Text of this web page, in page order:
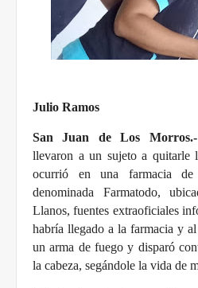
Julio Ramos
San Juan de Los
llevaron a un sujeto a quitarle
ocurrió en una farmacia de
denominada Farmatodo,
Llanos, fuentes extraoficiales
habría llegado a la farmacia y
un arma de fuego y disparó
la cabeza, segándole la vida de